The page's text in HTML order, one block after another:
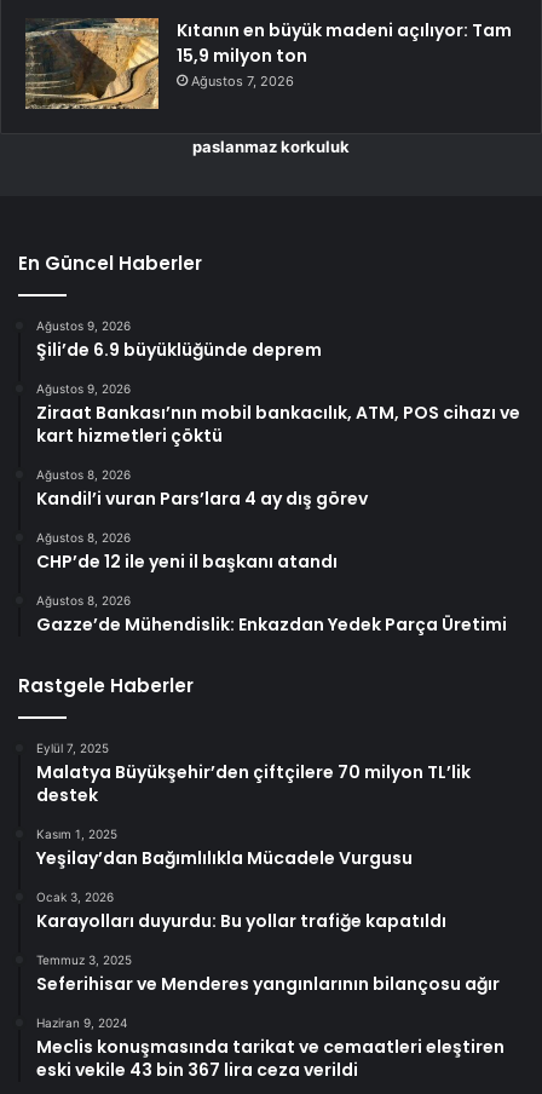
Kıtanın en büyük madeni açılıyor: Tam
15,9 milyon ton
Ağustos 7, 2026
paslanmaz korkuluk
En Güncel Haberler
Ağustos 9, 2026
Şili’de 6.9 büyüklüğünde deprem
Ağustos 9, 2026
Ziraat Bankası’nın mobil bankacılık, ATM, POS cihazı ve
kart hizmetleri çöktü
Ağustos 8, 2026
Kandil’i vuran Pars’lara 4 ay dış görev
Ağustos 8, 2026
CHP’de 12 ile yeni il başkanı atandı
Ağustos 8, 2026
Gazze’de Mühendislik: Enkazdan Yedek Parça Üretimi
Rastgele Haberler
Eylül 7, 2025
Malatya Büyükşehir’den çiftçilere 70 milyon TL’lik
destek
Kasım 1, 2025
Yeşilay’dan Bağımlılıkla Mücadele Vurgusu
Ocak 3, 2026
Karayolları duyurdu: Bu yollar trafiğe kapatıldı
Temmuz 3, 2025
Seferihisar ve Menderes yangınlarının bilançosu ağır
Haziran 9, 2024
Meclis konuşmasında tarikat ve cemaatleri eleştiren
eski vekile 43 bin 367 lira ceza verildi